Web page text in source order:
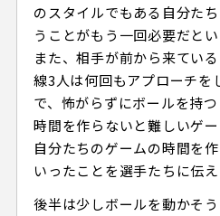
のスタイルでもある自分た
うことがもう一回必要だと
また、相手が前から来てい
線3人は何回もアプローチを
で、怖がらずにボールを持
時間を作らないと難しいゲ
自分たちのゲームの時間を
いったことを選手たちに伝え
後半は少しボールを動かそ